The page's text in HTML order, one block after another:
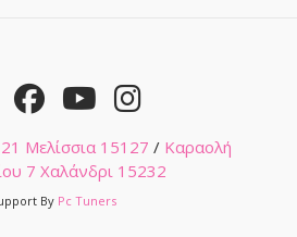
Μελίσσια 15127 / Καραολή
7 Χαλάνδρι 15232
By Pc Tuners